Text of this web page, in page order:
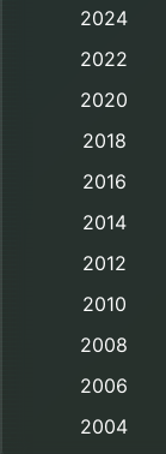
2024
2022
2020
2018
2016
2014
2012
2010
2008
2006
2004